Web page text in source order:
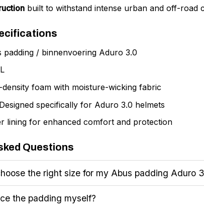
built to withstand intense urban and off-road
padding / binnenvoering Aduro 3.0
density foam with moisture-wicking fabric
specifically for Aduro 3.0 helmets
lining for enhanced comfort and protection
Questions
the right size for my Abus padding Aduro
the padding myself?